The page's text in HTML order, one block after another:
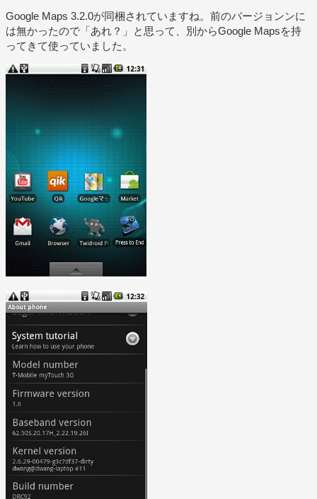
Google Maps 3.2.0が同梱されていますね。前のバージョンンに
は無かったので「あれ？」と思って、別からGoogle Mapsを持
ってきて使っていました。